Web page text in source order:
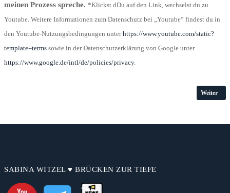
meinen Prozess spreche. *Klickst dDu auf den Link, wechselst du zu
Youtube. Weitere Informationen zum Datenschutz bei „Youtube“ findest du in
den Youtube-Nutzungsbedingungen unterhttps://www.youtube.com/static?
template=terms sowie in der Datenschutzerklärung von Google unter
https://www.google.de/intl/de/policies/privacy.
Nächster
Weiter
SABINA WITZEL ♥ BRÜCKEN ZUR TIEFE